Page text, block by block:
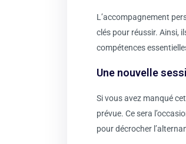
L’accompagnement
clés pour réussir. Ainsi,
compétences
Une nouvelle
Si vous avez manqué
prévue. Ce sera
pour décrocher